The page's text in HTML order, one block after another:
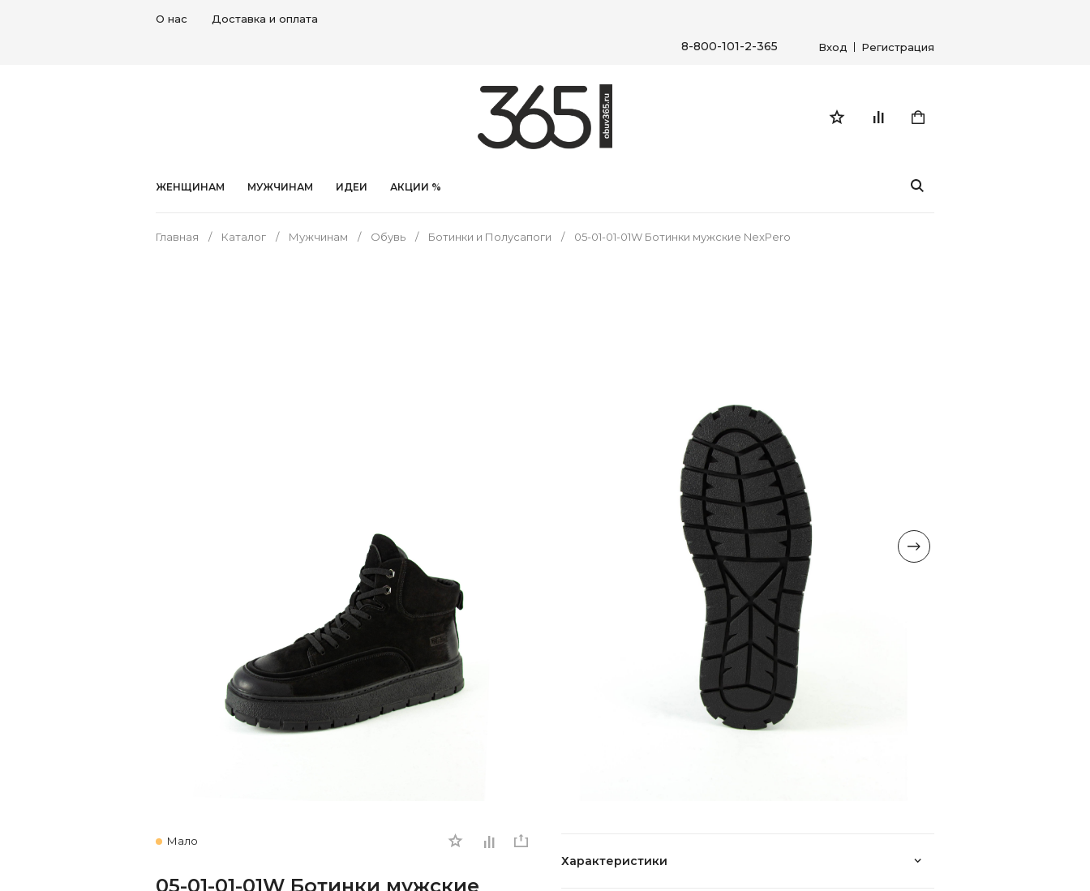
О нас Доставка и оплата
8-800-101-2-365 Вход Регистрация
ЖЕНЩИНАМ МУЖЧИНАМ ИДЕИ АКЦИИ %
Главная Каталог Мужчинам Обувь Ботинки и Полусапоги 05-01-01-01W Ботинки мужские NexPero
Мало
05-01-01-01W Ботинки мужские
Характеристики